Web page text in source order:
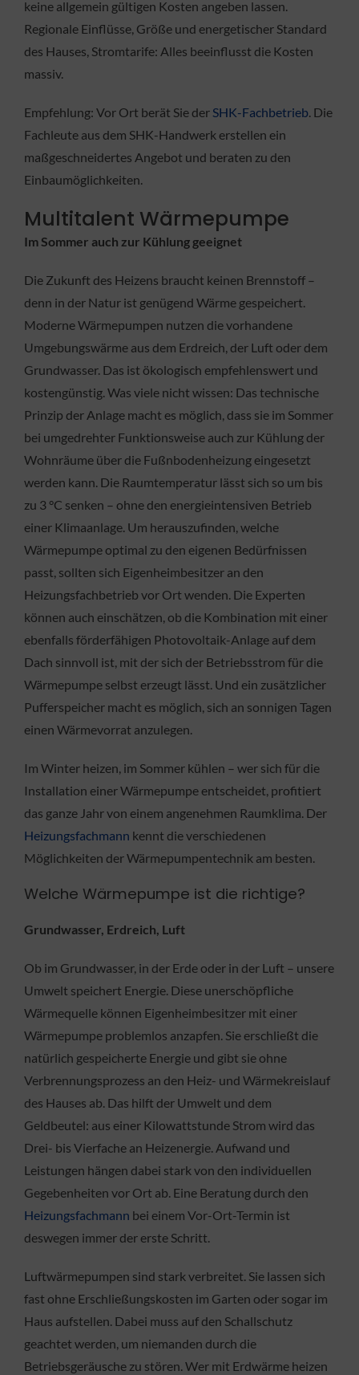
keine allgemein gültigen Kosten angeben lassen.
Regionale Einflüsse, Größe und energetischer Standard
des Hauses, Stromtarife: Alles beeinflusst die Kosten
massiv.
Empfehlung: Vor Ort berät Sie derSHK-Fachbetrieb. Die
Fachleute aus dem SHK-Handwerk erstellen ein
maßgeschneidertes Angebot und beraten zu den
Einbaumöglichkeiten.
Multitalent Wärmepumpe
Im Sommer auch zur Kühlung geeignet
Die Zukunft des Heizens braucht keinen Brennstoff –
denn in der Natur ist genügend Wärme gespeichert.
Moderne Wärmepumpen nutzen die vorhandene
Umgebungswärme aus dem Erdreich, der Luft oder dem
Grundwasser. Das ist ökologisch empfehlenswert und
kostengünstig. Was viele nicht wissen: Das technische
Prinzip der Anlage macht es möglich, dass sie im Sommer
bei umgedrehter Funktionsweise auch zur Kühlung der
Wohnräume über die Fußnbodenheizung eingesetzt
werden kann. Die Raumtemperatur lässt sich so um bis
zu 3 °C senken – ohne den energieintensiven Betrieb
einer Klimaanlage. Um herauszufinden, welche
Wärmepumpe optimal zu den eigenen Bedürfnissen
passt, sollten sich Eigenheimbesitzer an den
Heizungsfachbetrieb vor Ort wenden. Die Experten
können auch einschätzen, ob die Kombination mit einer
ebenfalls förderfähigen Photovoltaik-Anlage auf dem
Dach sinnvoll ist, mit der sich der Betriebsstrom für die
Wärmepumpe selbst erzeugt lässt. Und ein zusätzlicher
Pufferspeicher macht es möglich, sich an sonnigen Tagen
einen Wärmevorrat anzulegen.
Im Winter heizen, im Sommer kühlen – wer sich für die
Installation einer Wärmepumpe entscheidet, profitiert
das ganze Jahr von einem angenehmen Raumklima. Der
Heizungsfachmann kennt die verschiedenen
Möglichkeiten der Wärmepumpentechnik am besten.
Welche Wärmepumpe ist die richtige?
Grundwasser, Erdreich, Luft
Ob im Grundwasser, in der Erde oder in der Luft – unsere
Umwelt speichert Energie. Diese unerschöpfliche
Wärmequelle können Eigenheimbesitzer mit einer
Wärmepumpe problemlos anzapfen. Sie erschließt die
natürlich gespeicherte Energie und gibt sie ohne
Verbrennungsprozess an den Heiz- und Wärmekreislauf
des Hauses ab. Das hilft der Umwelt und dem
Geldbeutel: aus einer Kilowattstunde Strom wird das
Drei- bis Vierfache an Heizenergie. Aufwand und
Leistungen hängen dabei stark von den individuellen
Gegebenheiten vor Ort ab. Eine Beratung durch den
Heizungsfachmann bei einem Vor-Ort-Termin ist
deswegen immer der erste Schritt.
Luftwärmepumpen sind stark verbreitet. Sie lassen sich
fast ohne Erschließungskosten im Garten oder sogar im
Haus aufstellen. Dabei muss auf den Schallschutz
geachtet werden, um niemanden durch die
Betriebsgeräusche zu stören. Wer mit Erdwärme heizen